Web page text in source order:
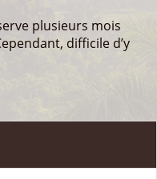
plusieurs mois
difficile d’y